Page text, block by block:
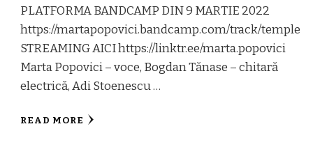
PLATFORMA BANDCAMP DIN 9 MARTIE 2022
https://martapopovici.bandcamp.com/track/temple
STREAMING AICI https://linktr.ee/marta.popovici
Marta Popovici – voce, Bogdan Tănase – chitară
electrică, Adi Stoenescu …
READ MORE